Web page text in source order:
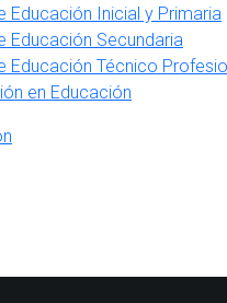
Educación Inicial y Primaria
Educación Secundaria
Educación Técnico
en Educación